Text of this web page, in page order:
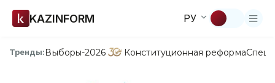
KAZINFORM РУ
Тренды:Выборы-2026 Конституционная реформа